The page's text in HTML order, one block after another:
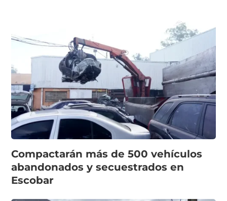
Compactarán más de 500 vehículos
abandonados y secuestrados en
Escobar